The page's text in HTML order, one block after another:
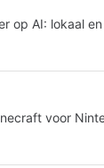
op AI: lokaal
voor